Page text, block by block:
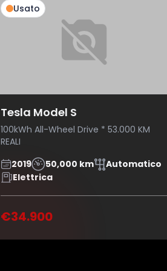
Usato
Tesla Model S
100kWh All-Wheel Drive * 53.000 KM
REALI
2019
50,000 km
Automatico
Elettrica
€34.900